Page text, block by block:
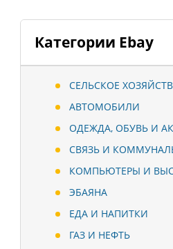
Категории Ebay
СЕЛЬСКОЕ
АВТОМОБИЛИ
ОДЕЖДА, ОБУВЬ И
СВЯЗЬ И
КОМПЬЮТЕРЫ И
ЭБАЯНА
ЕДА И НАПИТКИ
ГАЗ И НЕФТЬ